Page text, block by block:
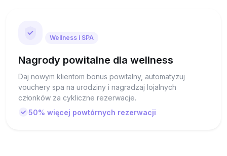
Wellness i SPA
Nagrody powitalne dla wellness
Daj nowym klientom bonus powitalny, automatyzuj
vouchery spa na urodziny i nagradzaj lojalnych
członków za cykliczne rezerwacje.
50% więcej powtórnych rezerwacji